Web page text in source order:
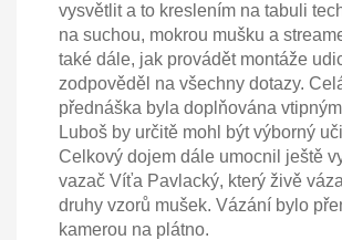
vysvětlit a to kreslením na tabuli
na suchou, mokrou mušku a
také dále, jak provádět montáže
zodpověděl na všechny dotazy.
přednáška byla doplňována
Luboš by určitě mohl být výborný
Celkový dojem dále umocnil ještě
vazač Víťa Pavlacký, který živě
druhy vzorů mušek. Vázání bylo
kamerou na plátno.